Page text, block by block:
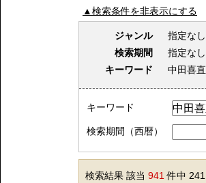
▲検索条件を非表示にする
ジャンル
指定なし
検索期間
指定なし
キーワード
中田喜直
キーワード
検索期間（西暦）
検索結果 該当941 件中